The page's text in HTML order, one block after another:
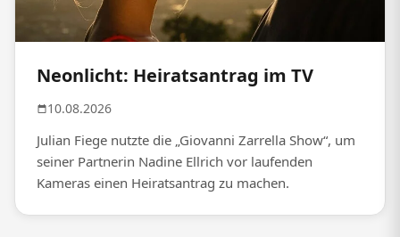
Neonlicht: Heiratsantrag im TV
10.08.2026
Julian Fiege nutzte die „Giovanni Zarrella Show“, um
seiner Partnerin Nadine Ellrich vor laufenden
Kameras einen Heiratsantrag zu machen.